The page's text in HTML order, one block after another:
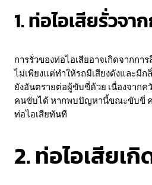
1. ท่อไอเสียรั่วจา
การรั่วของท่อไอเสียอาจเกิดจากกา
ไม่เพียงแต่ทำให้รถมีเสียงดังและมี
ยังอันตรายต่อผู้ขับขี่ด้วย เนื่องจากค
คนขับได้ หากพบปัญหานี้ขณะขับขี่
ท่อไอเสียทันที
2. ท่อไอเสียเ